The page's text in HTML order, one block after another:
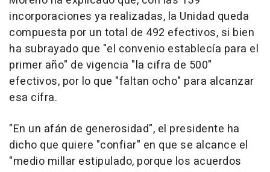
incorporaciones ya realizadas, la Unidad queda
compuesta por un total de 492 efectivos, si bien
ha subrayado que "el convenio establecía para el
primer año" de vigencia "la cifra de 500"
efectivos, por lo que "faltan ocho" para alcanzar
esa cifra.
"En un afán de generosidad", el presidente ha
dicho que quiere "confiar" en que se alcance el
"medio millar estipulado, porque los acuerdos